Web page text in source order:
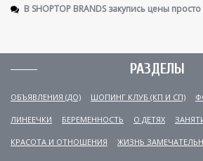
В SHOPTOP BRANDS закупись цены
РАЗДЕЛЫ
ОБЪЯВЛЕНИЯ (ДО) ШОПИНГ КЛУБ (КП И СП)
ЛИНЕЕЧКИ БЕРЕМЕННОСТЬ О ДЕТЯХ
КРАСОТА И ОТНОШЕНИЯ ЖИЗНЬ